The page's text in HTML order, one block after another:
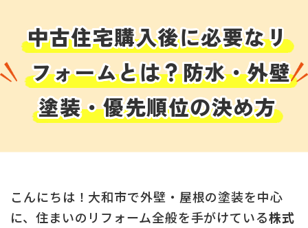
中古住宅購入後に必要なリ
フォームとは？防水・外壁
塗装・優先順位の決め方
こんにちは！大和市で外壁・屋根の塗装を中心
に、住まいのリフォーム全般を手がけている株式